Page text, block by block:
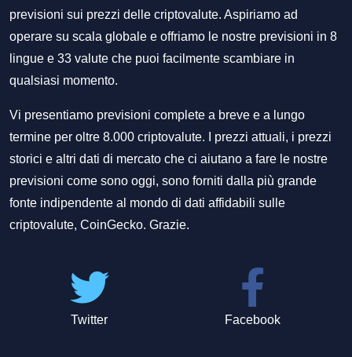
previsioni sui prezzi delle criptovalute. Aspiriamo ad
operare su scala globale e offriamo le nostre previsioni in 8
lingue e 33 valute che puoi facilmente scambiare in
qualsiasi momento.
Vi presentiamo previsioni complete a breve e a lungo
termine per oltre 8.000 criptovalute. I prezzi attuali, i prezzi
storici e altri dati di mercato che ci aiutano a fare le nostre
previsioni come sono oggi, sono forniti dalla più grande
fonte indipendente al mondo di dati affidabili sulle
criptovalute, CoinGecko. Grazie.
Twitter Facebook